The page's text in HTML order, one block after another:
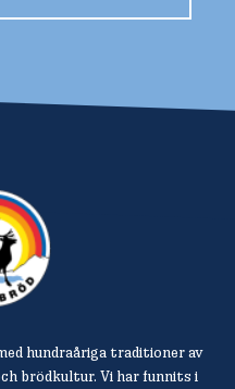
hundraåriga traditioner av
brödkultur. Vi har funnits i